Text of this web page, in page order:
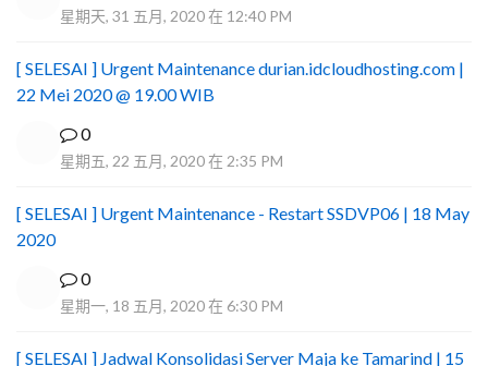
星期天, 31 五月, 2020 在 12:40 PM
[ SELESAI ] Urgent Maintenance durian.idcloudhosting.com |
22 Mei 2020 @ 19.00 WIB
0
星期五, 22 五月, 2020 在 2:35 PM
[ SELESAI ] Urgent Maintenance - Restart SSDVP06 | 18 May
2020
0
星期一, 18 五月, 2020 在 6:30 PM
[ SELESAI ] Jadwal Konsolidasi Server Maja ke Tamarind | 15